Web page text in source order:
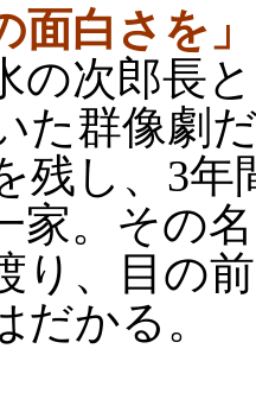
面白さを」
次郎長
た群像劇
残し、3年
家。その
り、目の
だかる。